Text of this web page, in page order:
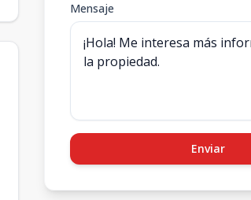
Mensaje
Enviar